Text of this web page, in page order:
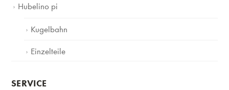
Hubelino pi
Kugelbahn
Einzelteile
SERVICE